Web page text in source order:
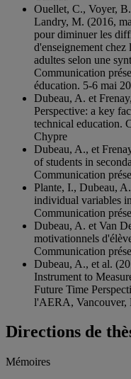
Ouellet, C., Voyer,
Landry, M. (2016,
pour diminuer les
d'enseignement chez
adultes selon une
Communication
éducation. 5-6 mai
Dubeau, A. et
Perspective: a key
technical education.
Chypre
Dubeau, A., et
of students in
Communication
Plante, I., Dubeau,
individual variables
Communication
Dubeau, A. et Van
motivationnels
Communication
Dubeau, A., et al.
Instrument to
Future Time
l'AERA, Vancouver,
Directions de
Mémoires